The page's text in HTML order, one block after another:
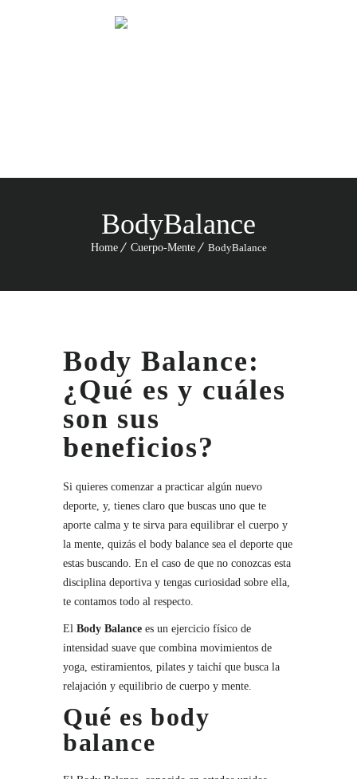
BodyBalance
Home Cuerpo-Mente BodyBalance
Body Balance:
¿Qué es y cuáles
son sus
beneficios?
Si quieres comenzar a practicar algún nuevo
deporte, y, tienes claro que buscas uno que te
aporte calma y te sirva para equilibrar el cuerpo y
la mente, quizás el body balance sea el deporte que
estas buscando. En el caso de que no conozcas esta
disciplina deportiva y tengas curiosidad sobre ella,
te contamos todo al respecto.
El Body Balance es un ejercicio físico de
intensidad suave que combina movimientos de
yoga, estiramientos, pilates y taichí que busca la
relajación y equilibrio de cuerpo y mente.
Qué es body
balance